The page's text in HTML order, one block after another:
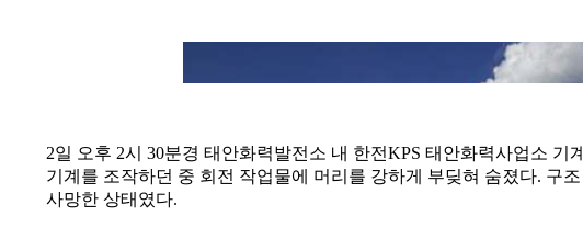
태안화력발전소 [태안군 제
2일 오후 2시 30분경 태안화력발전소 내 한전KPS 태안화력사업소
기계를 조작하던 중 회전 작업물에 머리를 강하게 부딪혀 숨졌다. 구
사망한 상태였다.